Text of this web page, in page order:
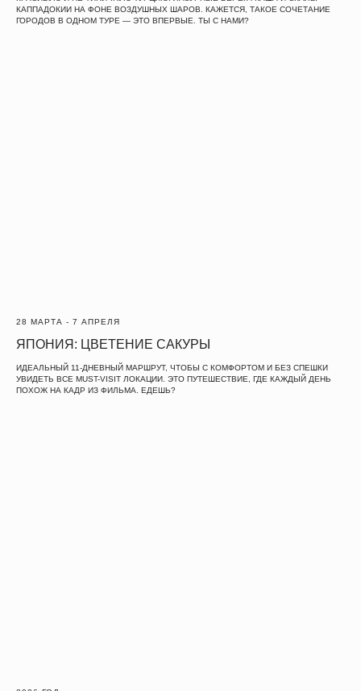
КАППАДОКИИ НА ФОНЕ ВОЗДУШНЫХ ШАРОВ. КАЖЕТСЯ, ТАКОЕ СОЧЕТАНИЕ
ГОРОДОВ В ОДНОМ ТУРЕ — ЭТО ВПЕРВЫЕ. ТЫ С НАМИ?
28 МАРТА - 7 АПРЕЛЯ
ЯПОНИЯ: ЦВЕТЕНИЕ САКУРЫ
ИДЕАЛЬНЫЙ 11-ДНЕВНЫЙ МАРШРУТ, ЧТОБЫ С КОМФОРТОМ И БЕЗ СПЕШКИ
УВИДЕТЬ ВСЕ MUST-VISIT ЛОКАЦИИ. ЭТО ПУТЕШЕСТВИЕ, ГДЕ КАЖДЫЙ ДЕНЬ
ПОХОЖ НА КАДР ИЗ ФИЛЬМА. ЕДЕШЬ?